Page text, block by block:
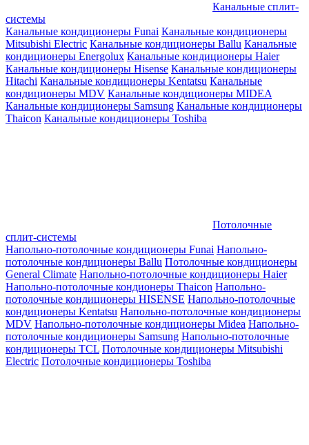
Канальные сплит-
системы
Канальные кондиционеры Funai Канальные кондиционеры
Mitsubishi Electric Канальные кондиционеры Ballu Канальные
кондиционеры Energolux Канальные кондиционеры Haier
Канальные кондиционеры Hisense Канальные кондиционеры
Hitachi Канальные кондиционеры Kentatsu Канальные
кондиционеры MDV Канальные кондиционеры MIDEA
Канальные кондиционеры Samsung Канальные кондиционеры
Thaicon Канальные кондиционеры Toshiba
Потолочные
сплит-системы
Напольно-потолочные кондиционеры Funai Напольно-
потолочные кондиционеры Ballu Потолочные кондиционеры
General Climate Напольно-потолочные кондиционеры Haier
Напольно-потолочные кондионеры Thaicon Напольно-
потолочные кондиционеры HISENSE Напольно-потолочные
кондиционеры Kentatsu Напольно-потолочные кондиционеры
MDV Напольно-потолочные кондиционеры Midea Напольно-
потолочные кондиционеры Samsung Напольно-потолочные
кондиционеры TCL Потолочные кондиционеры Mitsubishi
Electric Потолочные кондиционеры Toshiba